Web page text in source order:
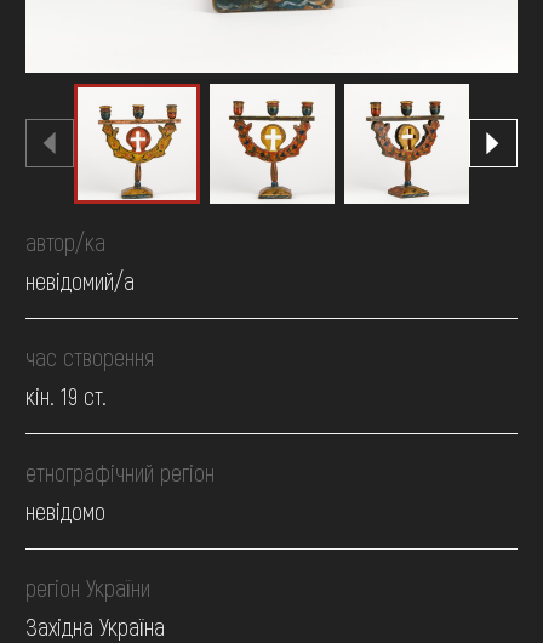
автор/ка
невідомий/а
час створення
кін. 19 ст.
етнографічний регіон
невідомо
регіон України
Західна Україна